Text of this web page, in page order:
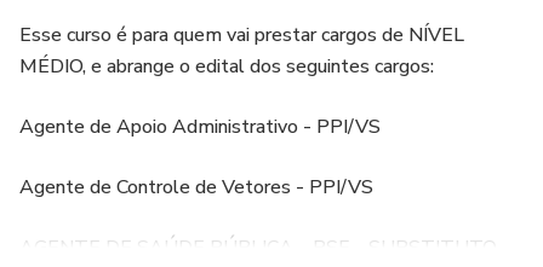
Esse curso é para quem vai prestar cargos de NÍVEL
MÉDIO, e abrange o edital dos seguintes cargos:
Agente de Apoio Administrativo - PPI/VS
Agente de Controle de Vetores - PPI/VS
AGENTE DE SAÚDE PÚBLICA – PSF – SUBSTITUTO